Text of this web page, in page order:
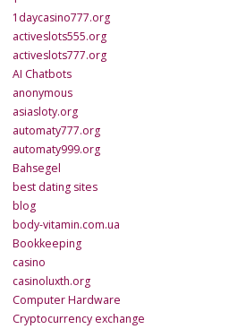
1daycasino777.org
activeslots555.org
activeslots777.org
AI Chatbots
anonymous
asiasloty.org
automaty777.org
automaty999.org
Bahsegel
best dating sites
blog
body-vitamin.com.ua
Bookkeeping
casino
casinoluxth.org
Computer Hardware
Cryptocurrency exchange